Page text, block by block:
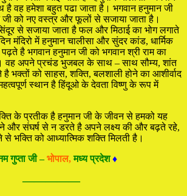
है वह हमेशा बहुत पढा जाता है। भगवान हनुमान जी
को नए वस्त्र और फूलों से सजाया जाता है।
से सजाया जाता है फल और मिठाई का भोग लगाते
मंदिरो में हनुमान चालीसा और सुंदर कांड, धार्मिक
है भगवान हनुमान जी को भगवान श्री राम का
वह अपने प्रचंड भुजबल के साथ – साथ सौम्य, शांत
भक्तों को साहस, शक्ति, बलशाली होने का आशीर्वाद
स्थान है हिंदूओ के देवता विष्णु के रूप में
के प्रतीक है हनुमान जी के जीवन से हमको यह
और संघर्ष से न डरते है अपने लक्ष्य की और बढ़ते रहे,
भक्ति को आध्यात्मिक शक्ति मिलती है।
गुप्ता जी –भोपाल,मध्य प्रदेश ♦
—————